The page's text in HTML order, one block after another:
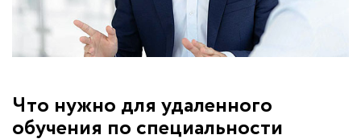
Что нужно для удаленного
обучения по специальности